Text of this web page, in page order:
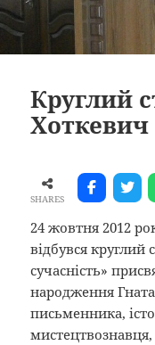
Круглий
Хоткевич
SHARES
24 жовтня 2012
відбувся круглий
сучасність»
народження
письменника,
мистецтвознавця,